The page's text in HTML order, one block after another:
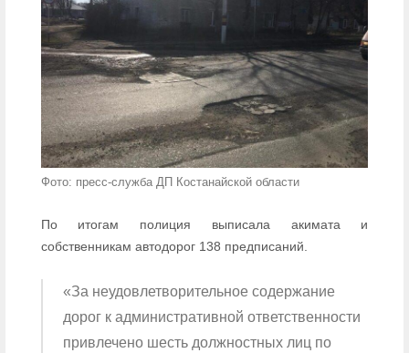
Фото: пресс-служба ДП Костанайской области
По итогам полиция выписала акимата и
собственникам автодорог 138 предписаний.
«За неудовлетворительное содержание
дорог к административной ответственности
привлечено шесть должностных лиц по